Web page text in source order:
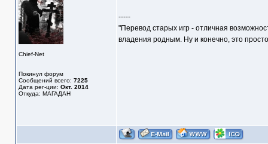
Chief-Net
Покинул форум
Сообщений всего: 7225
Дата рег-ции: Окт. 2014
Откуда: МАГАДАН
-----
"Перевод старых игр - отличная
владения родным. Ну и конечно, это